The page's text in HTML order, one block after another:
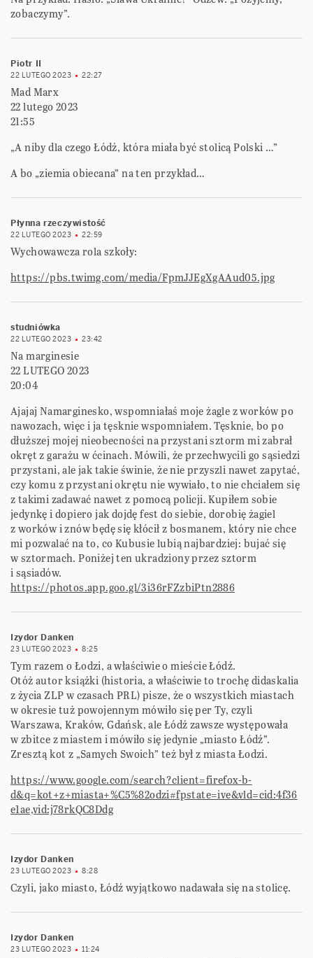
zobaczymy”.
Piotr II
22 LUTEGO 2023 22:27
Mad Marx
22 lutego 2023
21:55
„A niby dla czego Łódź, która miała być stolicą Polski …”
A bo „ziemia obiecana” na ten przykład…
Płynna rzeczywistość
22 LUTEGO 2023 22:59
Wychowawcza rola szkoły:
https://pbs.twimg.com/media/FpmJJEgXgAAud05.jpg
studniówka
22 LUTEGO 2023 23:42
Na marginesie
22 LUTEGO 2023
20:04
Ajajaj Namarginesko, wspomniałaś moje żagle z worków po
nawozach, więc i ja tęsknie wspomniałem. Tęsknie, bo po
dłuższej mojej nieobecności na przystani sztorm mi zabrał
okręt z garażu w ćcinach. Mówili, że przechwycili go sąsiedzi
przystani, ale jak takie świnie, że nie przyszli nawet zapytać,
czy komu z przystani okrętu nie wywiało, to nie chciałem się
z takimi zadawać nawet z pomocą policji. Kupiłem sobie
jedynkę i dopiero jak dojdę fest do siebie, dorobię żagiel
z worków i znów będę się kłócił z bosmanem, który nie chce
mi pozwalać na to, co Kubusie lubią najbardziej: bujać się
w sztormach. Poniżej ten ukradziony przez sztorm
i sąsiadów.
https://photos.app.goo.gl/3i36rFZzbiPtn2886
Izydor Danken
23 LUTEGO 2023 8:25
Tym razem o Łodzi, a właściwie o mieście Łódź.
Otóż autor książki (historia, a właściwie to trochę didaskalia
z życia ZLP w czasach PRL) pisze, że o wszystkich miastach
w okresie tuż powojennym mówiło się per Ty, czyli
Warszawa, Kraków, Gdańsk, ale Łódź zawsze występowała
w zbitce z miastem i mówiło się jedynie „miasto Łódź”.
Zresztą kot z „Samych Swoich” też był z miasta Łodzi.
https://www.google.com/search?client=firefox-b-
d&q=kot+z+miasta+%C5%82odzi#fpstate=ive&vld=cid:4f36
e1ae,vid:j78rkQC8Ddg
Izydor Danken
23 LUTEGO 2023 8:28
Czyli, jako miasto, Łódź wyjątkowo nadawała się na stolicę.
Izydor Danken
23 LUTEGO 2023 11:24